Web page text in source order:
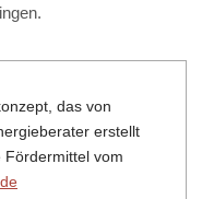
das von
erstellt
vom